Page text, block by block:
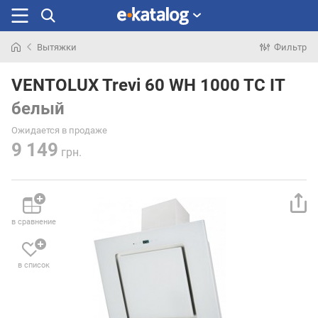
раньше
Вытяжки Фильтр
VENTOLUX Trevi 60 WH 1000 TC IT
белый
Ожидается в продаже
9 149 грн.
в сравнение
в список